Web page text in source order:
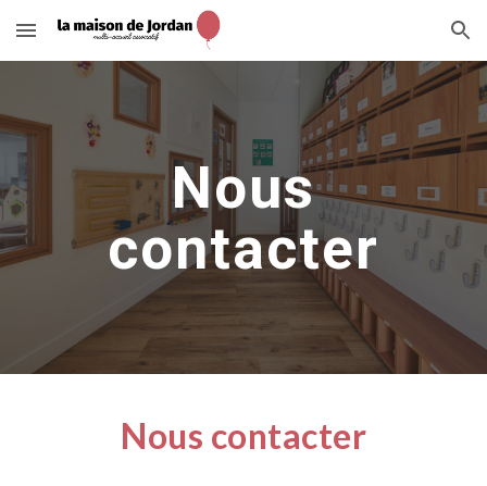
Skip to main content Skip to navigation
Nous
contacter
Nous contacter